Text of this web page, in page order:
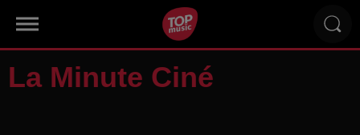
La Minute Ciné